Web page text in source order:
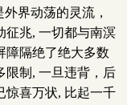
界动荡的灵流，
征兆, 一切都与南溟
障隔绝了绝大多数
限制, 一旦违背，后
惊喜万状, 比起一千